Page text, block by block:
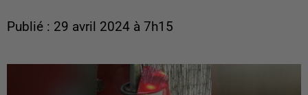
Publié : 29 avril 2024 à 7h15